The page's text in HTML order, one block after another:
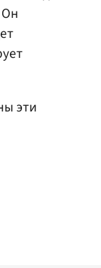
эти